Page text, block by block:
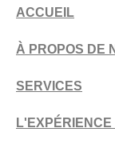
ACCUEIL
À PROPOS DE
SERVICES
L'EXPÉRIENCE